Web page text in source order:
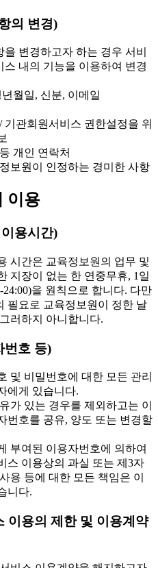
의 변경)
변경하고자 하는 경우 서비
스 내의 기능을 이용하여 변경
월일, 신분, 이메일
관회원서비스 권한설정을 위
개인 연락처
보원이 인정하는 경미한 사항
이용
용시간)
시간은 교육정보원의 업무 및
지장이 없는 한 연중무휴, 1일
24:00)을 원칙으로 합니다. 다만
필요로 교육정보원이 정한 날
러하지 아니합니다.
번호 등)
및 비밀번호에 대한 모든 관리
에게 있습니다.
가 있는 경우를 제외하고는 이
번호를 공유, 양도 또는 변경할
부여된 이용자번호에 의하여
스 이용상의 과실 또는 제3자
용 등에 대한 모든 책임은 이
니다.
이용의 제한 및 이용계약